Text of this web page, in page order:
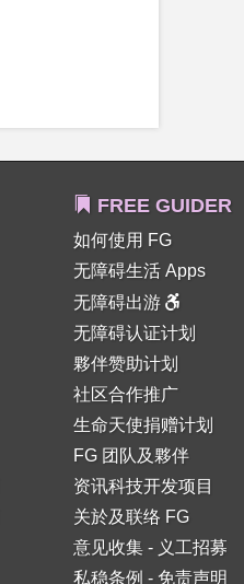
FREE GUIDER
如何使用 FG
无障碍生活 Apps
无障碍出游
无障碍认证计划
夥伴赞助计划
社区合作推广
生命天使捐赠计划
FG 团队及夥伴
资讯科技开发项目
关於及联络 FG
意见收集- 义工招募
私稳条例 - 免责声明